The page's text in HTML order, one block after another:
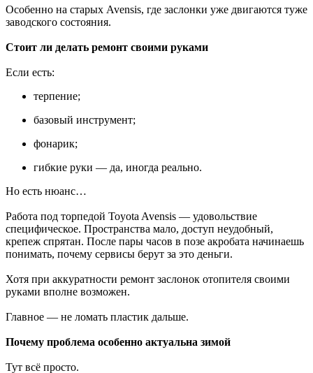
Особенно на старых Avensis, где заслонки уже двигаются туже
заводского состояния.
Стоит ли делать ремонт своими руками
Если есть:
терпение;
базовый инструмент;
фонарик;
гибкие руки — да, иногда реально.
Но есть нюанс…
Работа под торпедой Toyota Avensis — удовольствие
специфическое. Пространства мало, доступ неудобный,
крепеж спрятан. После пары часов в позе акробата начинаешь
понимать, почему сервисы берут за это деньги.
Хотя при аккуратности ремонт заслонок отопителя своими
руками вполне возможен.
Главное — не ломать пластик дальше.
Почему проблема особенно актуальна зимой
Тут всё просто.